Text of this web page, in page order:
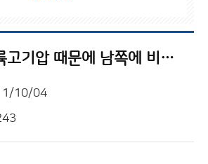
북쪽에 찬 대륙고기압 때문에 남쪽에 비구름이 안오네요
10/04